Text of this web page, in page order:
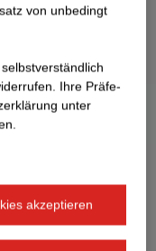
von unbedingt
Ihre Prä­fe­
unter
akzeptieren